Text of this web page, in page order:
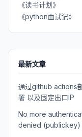
《读书计划》
《python面试记》
最新文章
通过github actions
署 以及固定出口IP
No more
denied (publickey)